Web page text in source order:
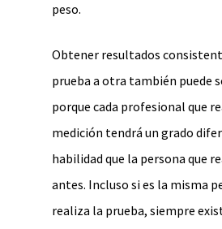
peso.
Obtener resultados
prueba a otra también puede
porque cada profesional que
medición tendrá un grado
habilidad que la persona que
antes. Incluso si es la misma
realiza la prueba, siempre